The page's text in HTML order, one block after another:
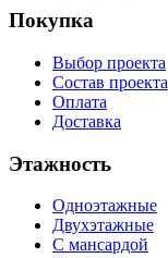
Покупка
Выбор проекта
Состав проекта
Оплата
Доставка
Этажность
Одноэтажные
Двухэтажные
С мансардой